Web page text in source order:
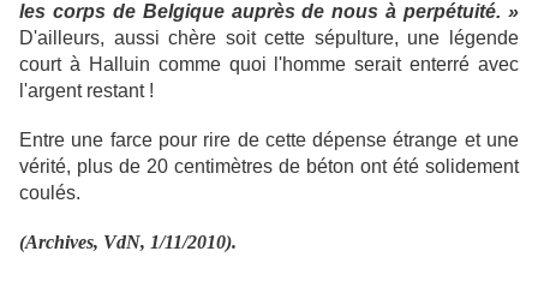
les corps de Belgique auprès de nous à perpétuité. »
D'ailleurs, aussi chère soit cette sépulture, une légende
court à Halluin comme quoi l'homme serait enterré avec
l'argent restant !
Entre une farce pour rire de cette dépense étrange et une
vérité, plus de 20 centimètres de béton ont été solidement
coulés.
(Archives, VdN, 1/11/2010).